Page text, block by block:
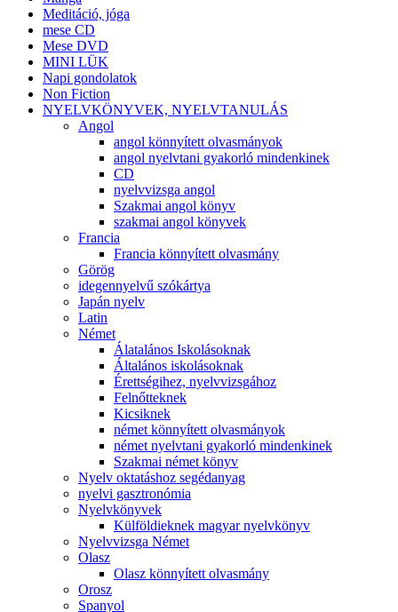
Meditáció, jóga
mese CD
Mese DVD
MINI LÜK
Napi gondolatok
Non Fiction
NYELVKÖNYVEK, NYELVTANULÁS
Angol
angol könnyített olvasmányok
angol nyelvtani gyakorló mindenkinek
CD
nyelvvizsga angol
Szakmai angol könyv
szakmai angol könyvek
Francia
Francia könnyített olvasmány
Görög
idegennyelvű szókártya
Japán nyelv
Latin
Német
Álatalános Iskolásoknak
Általános iskolásoknak
Érettségihez, nyelvvizsgához
Felnőtteknek
Kicsiknek
német könnyített olvasmányok
német nyelvtani gyakorló mindenkinek
Szakmai német könyv
Nyelv oktatáshoz segédanyag
nyelvi gasztronómia
Nyelvkönyvek
Külföldieknek magyar nyelvkönyv
Nyelvvizsga Német
Olasz
Olasz könnyített olvasmány
Orosz
Spanyol